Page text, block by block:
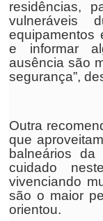
residências,
vulneráveis
equipamentos
e informar
ausência são
segurança”,
Outra
que
balneários da
cuidado
vivenciando
são o maior
orientou.